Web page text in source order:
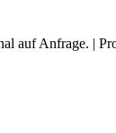
auf Anfrage. |